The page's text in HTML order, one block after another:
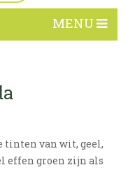
MENU
tinten van wit, geel,
effen groen zijn als